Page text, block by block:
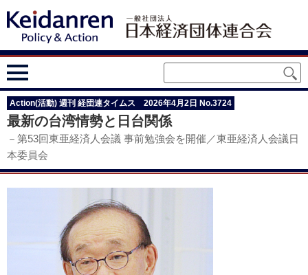
Action(活動) 週刊 経団連タイムス 2026年4月2日 No.3724
最新の台湾情勢と日台関係
－第53回東亜経済人会議 事前勉強会を開催／東亜経済人会議日
本委員会